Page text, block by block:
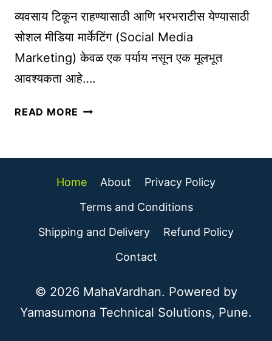
T
E
D
I
H
पा
चे
प्र
वे
द्वा
M
O
P
T
S
व्यवसाय टिकून राहण्यासाठी आणि भरभराटीस येण्यासाठी
सोशल मीडिया मार्केटिंग (Social Media
Marketing) केवळ एक पर्याय नसून एक मूलभूत
आवश्यकता आहे….
READ MORE व्य
या
जा
हि
तीं
सो
Home About
Privacy Policy
Terms and Conditions
Shipping and Delivery
Refund Policy
Contact
© 2026 MahaVardhan. Powered by
Yamasumona Technical Solutions, Pune.